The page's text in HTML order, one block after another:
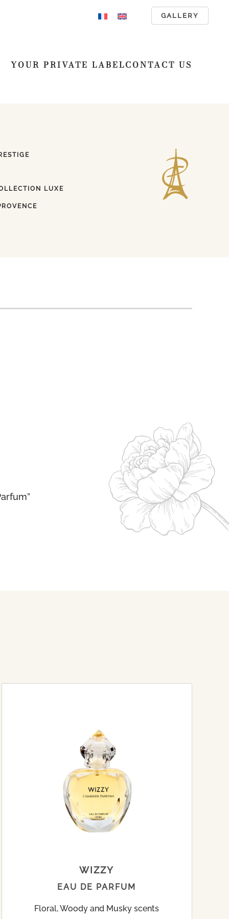
GALLERY
YOUR PRIVATE LABELCONTACT US
LUXE
WIZZY
EAU DE PARFUM
Floral, Woody and Musky scents